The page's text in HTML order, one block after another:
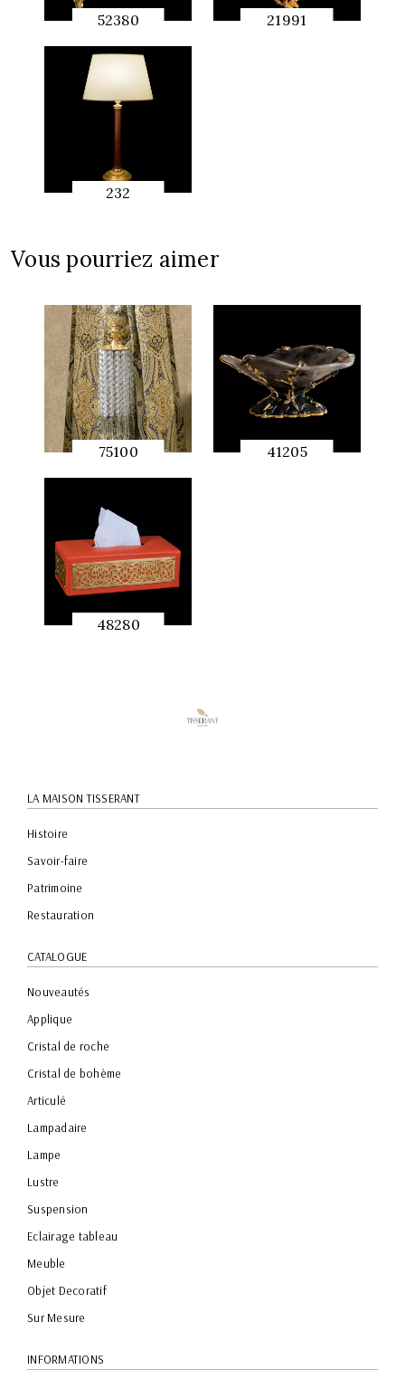
52380
APERÇU
21991
232
Vous pourriez aimer
75100
APERÇU
41205
48280
LA MAISON TISSERANT
Histoire
Savoir-faire
Patrimoine
Restauration
CATALOGUE
Nouveautés
Applique
Cristal de roche
Cristal de bohème
Articulé
Lampadaire
Lampe
Lustre
Suspension
Eclairage tableau
Meuble
Objet Decoratif
Sur Mesure
INFORMATIONS